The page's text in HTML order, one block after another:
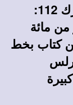
البابا كيرلس الخامس البطريرك 112:
من مائة
كتاب بخط